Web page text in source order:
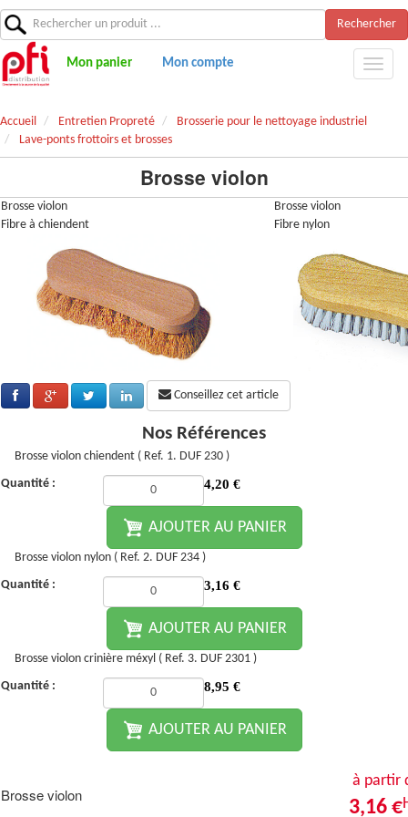
Rechercher
Mon panier Mon compte
Accueil Entretien Propreté
Brosserie pour le nettoyage industriel
Lave-ponts frottoirs et brosses
Brosse violon
Brosse violon
Fibre à chiendent
Brosse violon
Fibre nylon
Conseillez cet article
Nos Références
Brosse violon chiendent ( Ref. 1. DUF 230 )
Quantité :
4,20 €
AJOUTER AU PANIER
Brosse violon nylon ( Ref. 2. DUF 234 )
Quantité :
3,16 €
AJOUTER AU PANIER
Brosse violon crinière méxyl ( Ref. 3. DUF 2301 )
Quantité :
8,95 €
AJOUTER AU PANIER
à partir
3,16 €
Brosse violon